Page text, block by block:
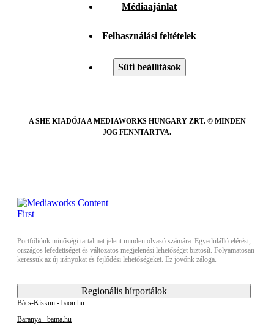
Médiaajánlat
Felhasználási feltételek
Süti beállítások
A SHE KIADÓJA A MEDIAWORKS HUNGARY ZRT. © MINDEN
JOG FENNTARTVA.
Portfóliónk minőségi tartalmat jelent minden olvasó számára. Egyedülálló elérést,
országos lefedettséget és változatos megjelenési lehetőséget biztosít. Folyamatosan
keressük az új irányokat és fejlődési lehetőségeket. Ez jövőnk záloga.
Regionális hírportálok
Bács-Kiskun - baon.hu
Baranya - bama.hu